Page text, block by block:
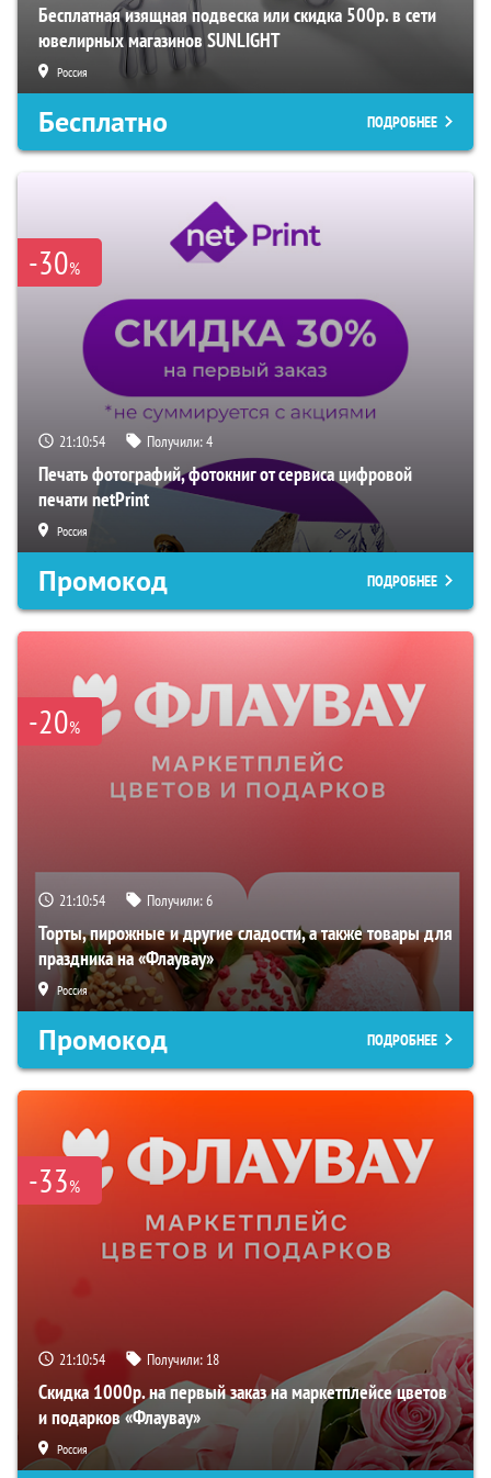
Бесплатная изящная подвеска или скидка 500р. в сети
ювелирных магазинов SUNLIGHT
Россия
Бесплатно ПОДРОБНЕЕ
-30%
21:10:53 Получили:4
Печать фотографий, фотокниг от сервиса цифровой
печати netPrint
Россия
Промокод ПОДРОБНЕЕ
-20%
21:10:53 Получили:6
Торты, пирожные и другие сладости, а также товары для
праздника на «Флаувау»
Россия
Промокод ПОДРОБНЕЕ
-33%
21:10:53 Получили: 18
Скидка 1000р. на первый заказ на маркетплейсе цветов
и подарков «Флаувау»
Россия